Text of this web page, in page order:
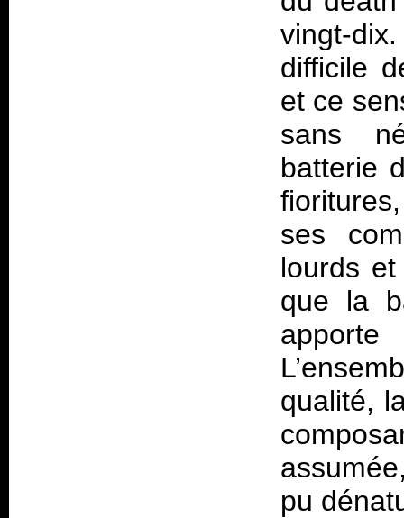
vingt-
difficile
et ce
sans
batterie
ses
lourds
que la
qualité,
pu